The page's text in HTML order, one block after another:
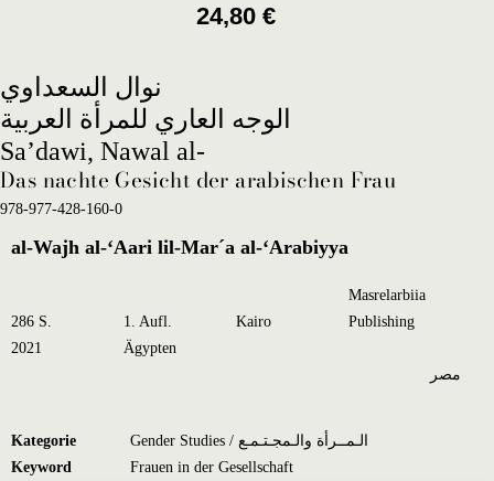
24,80 €
نوال السعداوي
الوجه العاري للمرأة العربية
Sa’dawi, Nawal al-
Das nachte Gesicht der arabischen Frau
978-977-428-160-0
al-Wajh al-‘Aari lil-Mar´a al-‘Arabiyya
286 S. 1. Aufl. Kairo
Masrelarbiia
Publishing
2021
Ägypten
مصر
Kategorie
Gender Studies / الـمــرأة والـمجـتـمـع
Keyword
Frauen in der Gesellschaft